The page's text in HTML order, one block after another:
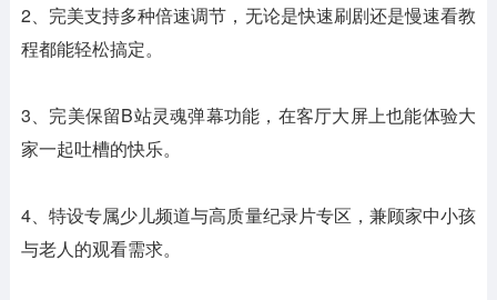
2、完美支持多种倍速调节，无论是快速刷剧还是慢速看教
程都能轻松搞定。
3、完美保留B站灵魂弹幕功能，在客厅大屏上也能体验大
家一起吐槽的快乐。
4、特设专属少儿频道与高质量纪录片专区，兼顾家中小孩
与老人的观看需求。